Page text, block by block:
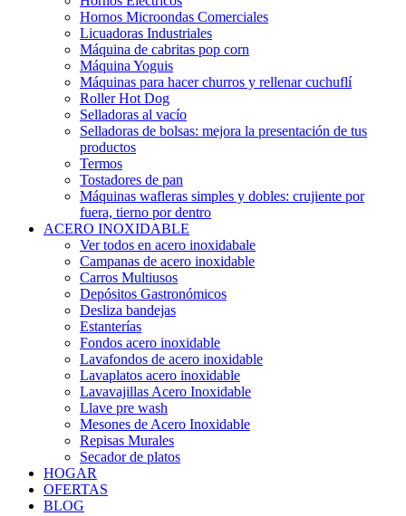
Hornos Microondas Comerciales
Licuadoras Industriales
Máquina de cabritas pop corn
Máquina Yoguis
Máquinas para hacer churros y rellenar cuchuflí
Roller Hot Dog
Selladoras al vacío
Selladoras de bolsas: mejora la presentación de tus
productos
Termos
Tostadores de pan
Máquinas wafleras simples y dobles: crujiente por
fuera, tierno por dentro
ACERO INOXIDABLE
Ver todos en acero inoxidabale
Campanas de acero inoxidable
Carros Multiusos
Depósitos Gastronómicos
Desliza bandejas
Estanterías
Fondos acero inoxidable
Lavafondos de acero inoxidable
Lavaplatos acero inoxidable
Lavavajillas Acero Inoxidable
Llave pre wash
Mesones de Acero Inoxidable
Repisas Murales
Secador de platos
HOGAR
OFERTAS
BLOG